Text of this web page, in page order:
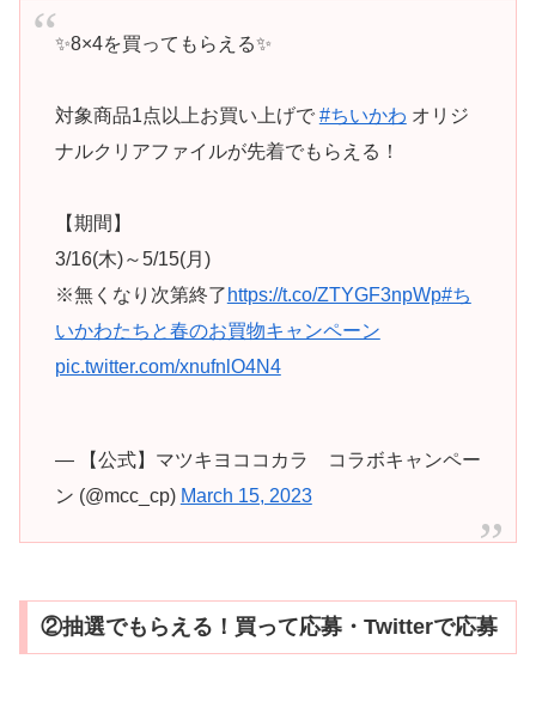
✨8×4を買ってもらえる✨
対象商品1点以上お買い上げで #ちいかわ オリジ
ナルクリアファイルが先着でもらえる！
【期間】
3/16(木)～5/15(月)
※無くなり次第終了 https://t.co/ZTYGF3npWp#ち
いかわたちと春のお買物キャンペーン
pic.twitter.com/xnufnlO4N4
— 【公式】マツキヨココカラ コラボキャンペー
ン (@mcc_cp) March 15, 2023
②抽選でもらえる！買って応募・Twitterで応募